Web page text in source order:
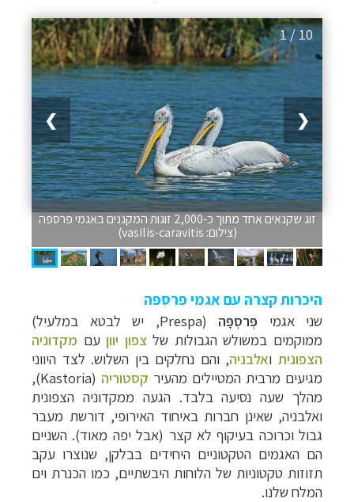
1 / 10
❯ ❮
זוג שקנאים אחד מתוך כ-2,000 זוגות המקננים באגמי פרספה
(צילום: vasilis-caravitis)
היכרות קצרה עם אגמי פרספה
שני אגמי פְּרסְפָּה (
Prespa, יש לבטא במלעיל)
ממוקמים במשולש הגבולות שלצפון יווןעם מקדוניה
הצפוניתואלבניה, והם נחלקים בין השלוש. לצד היווני
מגיעים מרבית המטיילים מהעיר קסטוריה (
Kastoria
),
מהלך שעה נסיעה בלבד. הגעה ממקדוניה הצפונית
ואלבניה, שאינן חברות באיחוד האירופי, דורשת מעבר
גבול וכרוכה בעיקוף לא קצר (אבל יפה מאוד). השניים
הם האגמים הטקטוניים היחידים בבלקן, שנוצרו עקב
תזוזות טקטוניות של הלוחות היבשתיים, כמו הכנרת וים
המלח שלנו.